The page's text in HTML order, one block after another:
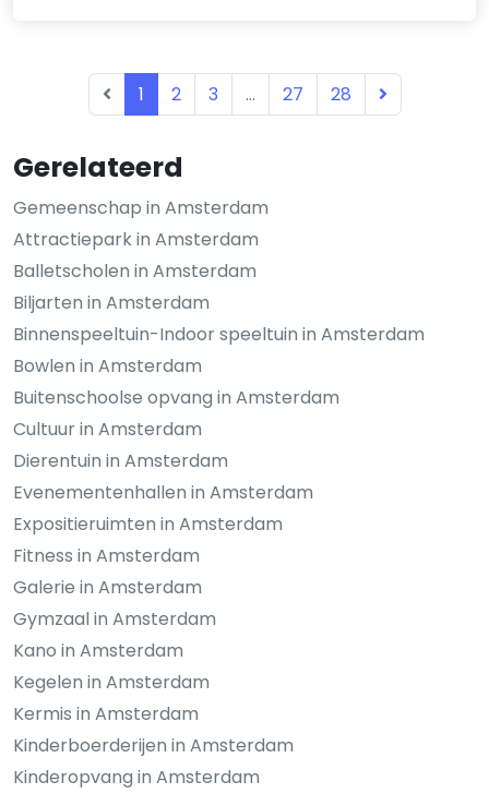
Gerelateerd
Gemeenschap in Amsterdam
Attractiepark in Amsterdam
Balletscholen in Amsterdam
Biljarten in Amsterdam
Binnenspeeltuin-Indoor speeltuin in Amsterdam
Bowlen in Amsterdam
Buitenschoolse opvang in Amsterdam
Cultuur in Amsterdam
Dierentuin in Amsterdam
Evenementenhallen in Amsterdam
Expositieruimten in Amsterdam
Fitness in Amsterdam
Galerie in Amsterdam
Gymzaal in Amsterdam
Kano in Amsterdam
Kegelen in Amsterdam
Kermis in Amsterdam
Kinderboerderijen in Amsterdam
Kinderopvang in Amsterdam
1 2 3 ... 27 28